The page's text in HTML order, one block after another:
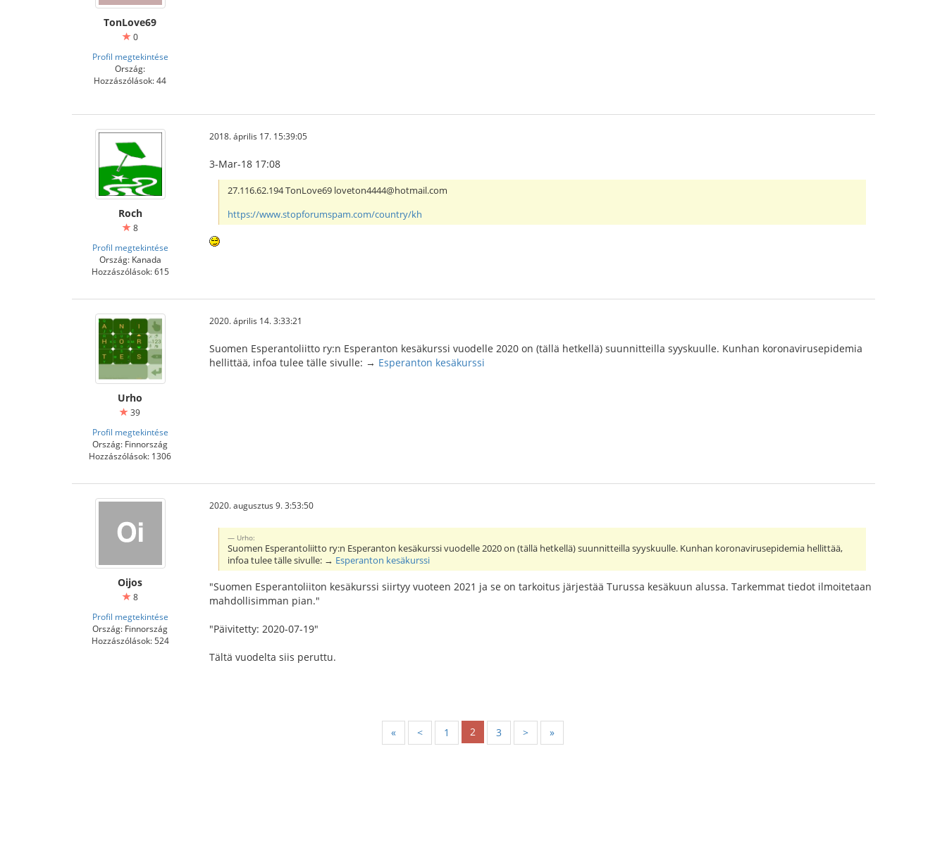
TonLove69
0
Profil megtekintése
Ország:
Hozzászólások: 44
Roch
8
Profil megtekintése
Ország: Kanada
Hozzászólások: 615
2018. április 17. 15:39:05
3-Mar-18 17:08
27.116.62.194 TonLove69 loveton4444@hotmail.com
https://www.stopforumspam.com/country/kh
Urho
39
Profil megtekintése
Ország: Finnország
Hozzászólások: 1306
2020. április 14. 3:33:21
Suomen Esperantoliitto ry:n Esperanton kesäkurssi vuodelle 2020 on (tällä hetkellä) suunnitteilla syyskuulle. Kunhan koronavirusepidemia
hellittää, infoa tulee tälle sivulle: → Esperanton kesäkurssi
Oijos
8
Profil megtekintése
Ország: Finnország
Hozzászólások: 524
2020. augusztus 9. 3:53:50
Urho:
Suomen Esperantoliitto ry:n Esperanton kesäkurssi vuodelle 2020 on (tällä hetkellä) suunnitteilla syyskuulle. Kunhan koronavirusepidemia hellittää,
infoa tulee tälle sivulle: → Esperanton kesäkurssi
"Suomen Esperantoliiton kesäkurssi siirtyy vuoteen 2021 ja se on tarkoitus järjestää Turussa kesäkuun alussa. Tarkemmat tiedot ilmoitetaan
mahdollisimman pian."
"Päivitetty: 2020-07-19"
Tältä vuodelta siis peruttu.
« < 1 2 3 > »